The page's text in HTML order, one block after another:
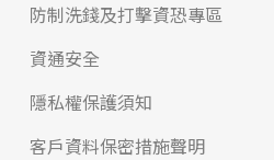
防制洗錢及打擊資恐專區
資通安全
隱私權保護須知
客戶資料保密措施聲明